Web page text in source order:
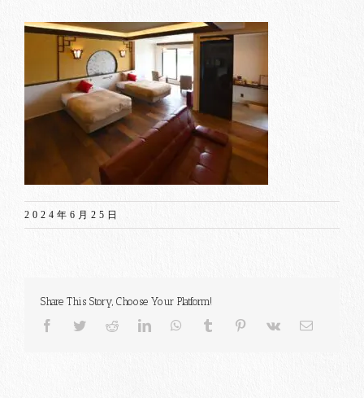
2024年6月25日
Share This Story, Choose Your Platform!
Facebook
TwitterRedditLinkedInWhatsApp
TumblrPinterest
Vk